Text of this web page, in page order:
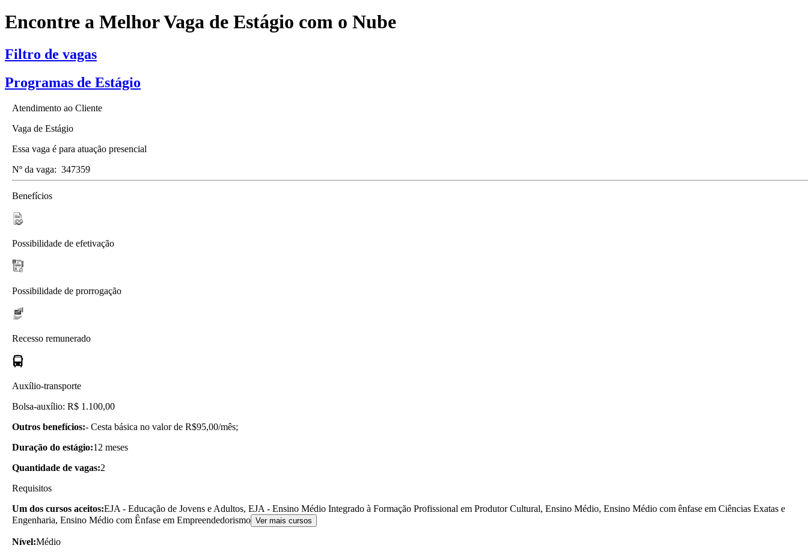
Encontre a Melhor Vaga de Estágio com o Nube
Filtro de vagas
Programas de Estágio
Atendimento ao Cliente
Vaga de Estágio
Essa vaga é para atuação presencial
Nº da vaga: 347359
Benefícios
Possibilidade de efetivação
Possibilidade de prorrogação
Recesso remunerado
Auxílio-transporte
Bolsa-auxílio: R$ 1.100,00
Outros benefícios:- Cesta básica no valor de R$95,00/mês;
Duração do estágio:12 meses
Quantidade de vagas:2
Requisitos
Um dos cursos aceitos:EJA - Educação de Jovens e Adultos, EJA - Ensino Médio Integrado à Formação Profissional em Produtor Cultural, Ensino Médio, Ensino Médio com ênfase em Ciências Exatas e
Engenharia, Ensino Médio com Ênfase em Empreendedorismo Ver mais cursos
Nível:Médio